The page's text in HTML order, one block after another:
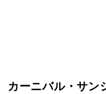
カーニバル・サン